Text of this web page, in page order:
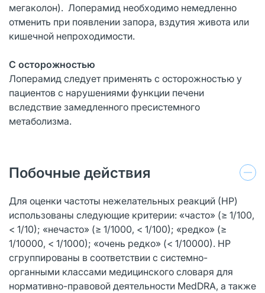
мегаколон). Лоперамид необходимо немедленно
отменить при появлении запора, вздутия живота или
кишечной непроходимости.
С осторожностью
Лоперамид следует применять с осторожностью у
пациентов с нарушениями функции печени
вследствие замедленного пресистемного
метаболизма.
Побочные действия
Для оценки частоты нежелательных реакций (НР)
использованы следующие критерии: «часто» (≥ 1/100,
< 1/10); «нечасто» (≥ 1/1000, < 1/100); «редко» (≥
1/10000, < 1/1000); «очень редко» (< 1/10000). НР
сгруппированы в соответствии с системно-
органными классами медицинского словаря для
нормативно-правовой деятельности MedDRA, а также